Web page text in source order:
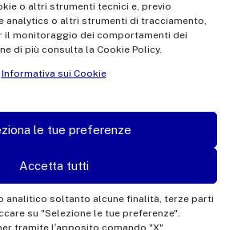
o altri strumenti tecnici e, previo
analytics o altri strumenti di tracciamento,
il monitoraggio dei comportamenti dei
di più consulta la Cookie Policy.
Informativa sui Cookie
le tue preferenze
Accetta tutti
analitico soltanto alcune finalità, terze parti
su "Selezione le tue preferenze".
tramite l′apposito comando "X"
Instagram Linkedin
and the GooglePrivacy PolicyandTerms of